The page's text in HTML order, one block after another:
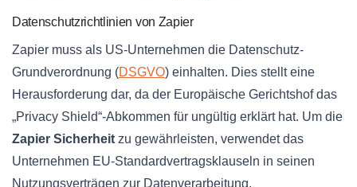
Datenschutzrichtlinien von Zapier
Zapier muss als US-Unternehmen die Datenschutz-
Grundverordnung (DSGVO) einhalten. Dies stellt eine
Herausforderung dar, da der Europäische Gerichtshof das
„Privacy Shield“-Abkommen für ungültig erklärt hat. Um die
Zapier Sicherheit zu gewährleisten, verwendet das
Unternehmen EU-Standardvertragsklauseln in seinen
Nutzungsverträgen zur Datenverarbeitung.